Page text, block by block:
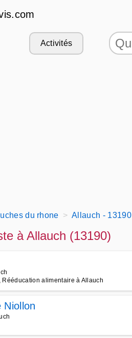
Activités
du rhone Allauch - 13190
à Allauch (13190)
alimentaire à Allauch
Niollon